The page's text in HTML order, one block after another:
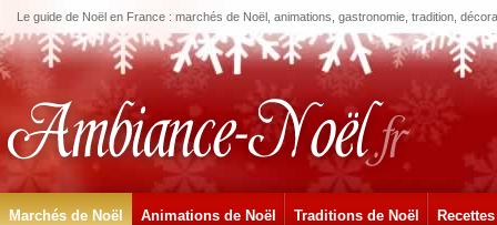
Le guide de Noël en France : marchés de Noël, animations, gastronomie, tradition,
Marchés de Noël Animations de Noël Traditions de Noël